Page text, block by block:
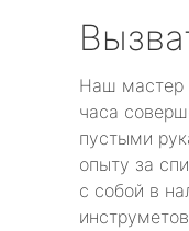
Наш мастер
часа
пустыми
опыту за
с собой в